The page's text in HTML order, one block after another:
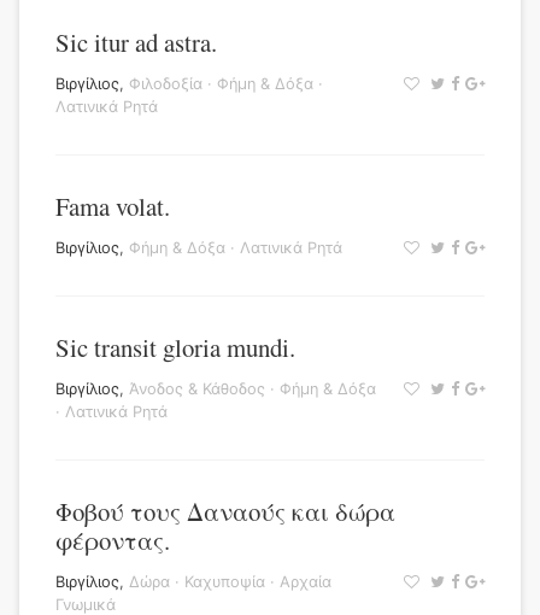
Sic itur ad astra.
Βιργίλιος, Φιλοδοξία · Φήμη & Δόξα ·
Λατινικά Ρητά
Fama volat.
Βιργίλιος, Φήμη & Δόξα · Λατινικά Ρητά
Sic transit gloria mundi.
Βιργίλιος, Άνοδος & Κάθοδος · Φήμη & Δόξα
· Λατινικά Ρητά
Φοβού τους Δαναούς και δώρα
φέροντας.
Βιργίλιος, Δώρα · Καχυποψία · Αρχαία
Γνωμικά